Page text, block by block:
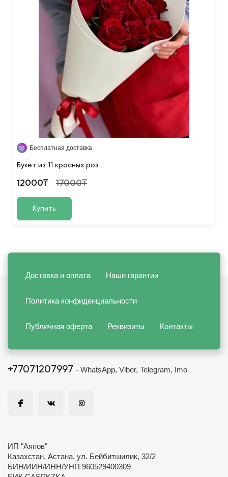
Бесплатная доставка
Букет из 11 красных роз
12000₸ 17000₸
Купить
Доставка и оплата Наши гарантии
Политика конфиденциальности
Публичная оферта Реквизиты Контакты
+77071207997 - WhatsApp, Viber, Telegram, Imo
ИП "Аяпов"
Казахстан, Астана, ул. Бейбитшилик, 32/2
БИН/ИИН/ИНН/УНП 960529400309